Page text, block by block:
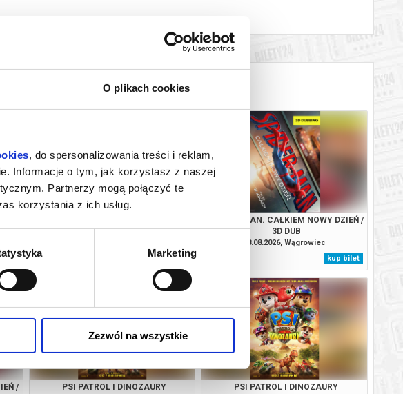
O plikach cookies
, do spersonalizowania treści i reklam,
Informacje o tym, jak korzystasz z naszej
Partnerzy mogą połączyć te
korzystania z ich usług.
Marketing
Zezwól na wszystkie
kup bilet
SPIDER-MAN. CAŁKIEM NOWY DZIEŃ /
3D DUB
08.08.2026, Wągrowiec
kup bilet
/
PSI PATROL I DINOZAURY PSI PATROL I DINOZAURY